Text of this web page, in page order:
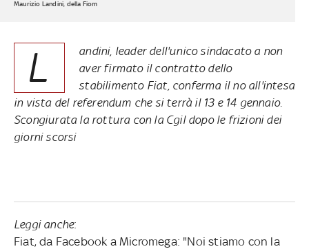
Maurizio Landini, della Fiom
L
andini, leader dell'unico sindacato a non
aver firmato il contratto dello
stabilimento Fiat, conferma il no all'intesa
in vista del referendum che si terrà il 13 e 14 gennaio.
Scongiurata la rottura con la Cgil dopo le frizioni dei
giorni scorsi
Leggi anche:
Fiat, da Facebook a Micromega: "Noi stiamo con la